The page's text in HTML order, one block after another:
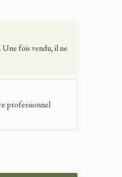
fois vendu, il ne
professionnel